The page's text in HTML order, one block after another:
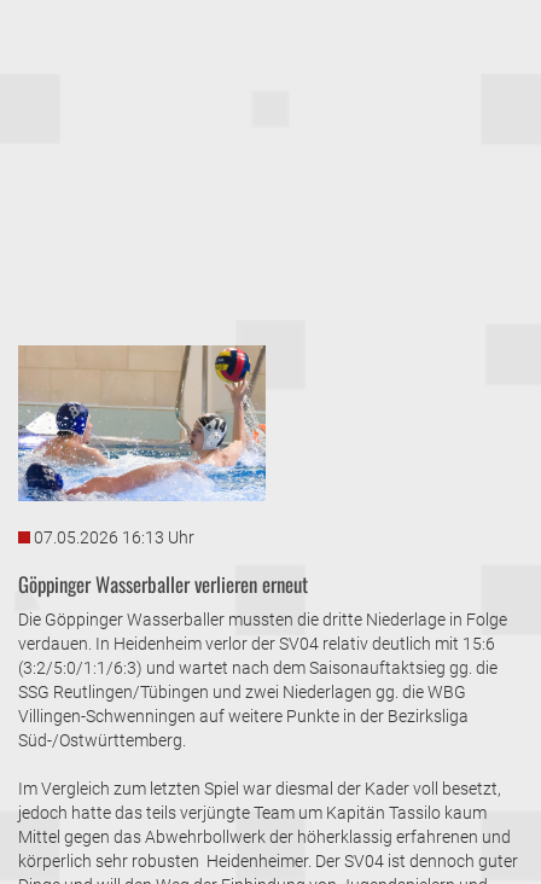
07.05.2026 16:13 Uhr
Göppinger Wasserballer verlieren erneut
Die Göppinger Wasserballer mussten die dritte Niederlage in Folge
verdauen. In Heidenheim verlor der SV04 relativ deutlich mit 15:6
(3:2/5:0/1:1/6:3) und wartet nach dem Saisonauftaktsieg gg. die
SSG Reutlingen/Tübingen und zwei Niederlagen gg. die WBG
Villingen-Schwenningen auf weitere Punkte in der Bezirksliga
Süd-/Ostwürttemberg.
Im Vergleich zum letzten Spiel war diesmal der Kader voll besetzt,
jedoch hatte das teils verjüngte Team um Kapitän Tassilo kaum
Mittel gegen das Abwehrbollwerk der höherklassig erfahrenen und
körperlich sehr robusten Heidenheimer. Der SV04 ist dennoch guter